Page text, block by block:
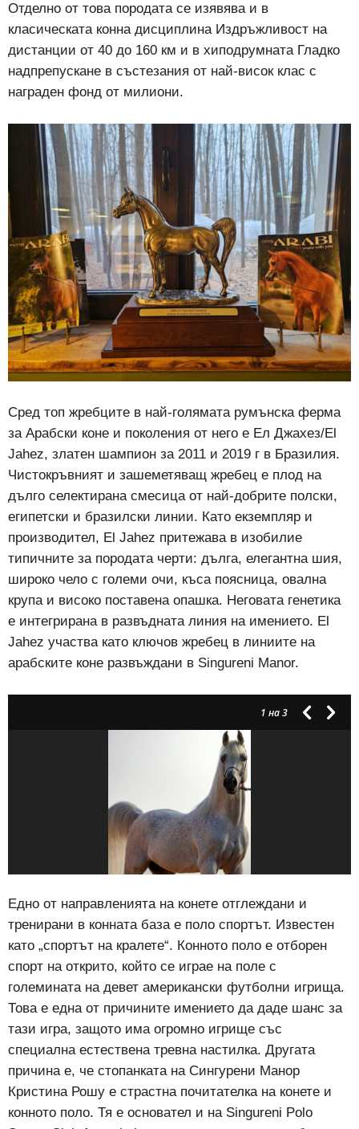
Отделно от това породата се изявява и в
класическата конна дисциплина Издръжливост на
дистанции от 40 до 160 км и в хиподрумната Гладко
надпрепускане в състезания от най-висок клас с
награден фонд от милиони.
Сред топ жребците в най-голямата румънска ферма
за Арабски коне и поколения от него е Ел Джахез/El
Jahez, златен шампион за 2011 и 2019 г в Бразилия.
Чистокръвният и зашеметяващ жребец е плод на
дълго селектирана смесица от най-добрите полски,
египетски и бразилски линии. Като екземпляр и
производител, El Jahez притежава в изобилие
типичните за породата черти: дълга, елегантна шия,
широко чело с големи очи, къса поясница, овална
крупа и високо поставена опашка. Неговата генетика
е интегрирана в развъдната линия на имението. El
Jahez участва като ключов жребец в линиите на
арабските коне развъждани в Singureni Manor.
1 на 3
Едно от направленията на конете отглеждани и
тренирани в конната база е поло спортът. Известен
като „спортът на кралете“. Конното поло е отборен
спорт на открито, който се играе на поле с
големината на девет американски футболни игрища.
Това е една от причините имението да даде шанс за
тази игра, защото има огромно игрище със
специална естествена тревна настилка. Другата
причина е, че стопанката на Сингурени Манор
Кристина Рошу е страстна почитателка на конете и
конното поло. Тя е основател и на Singureni Polo